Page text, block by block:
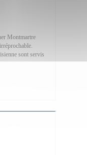
Montmartre
sont servis